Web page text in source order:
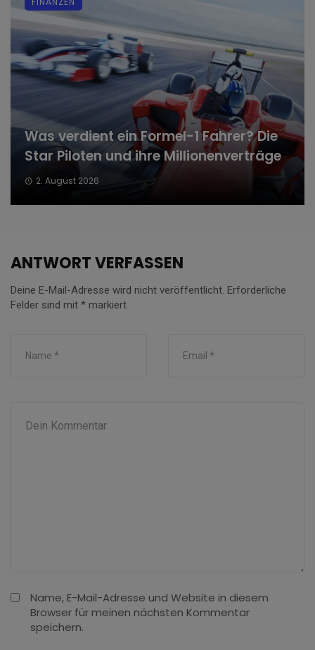
Was verdient ein Formel-1 Fahrer? Die
Star Piloten und ihre Millionenverträge
2. August 2026
ANTWORT VERFASSEN
Deine E-Mail-Adresse wird nicht veröffentlicht. Erforderliche
Felder sind mit * markiert
Name, E-Mail-Adresse und Website in diesem
Browser für meinen nächsten Kommentar
speichern.